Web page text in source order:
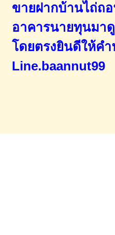
ขายฝากบ้านไถ่ถ
อาคารนายทุนมาดู
โดยตรงยินดีให้ค
Line.baannut99